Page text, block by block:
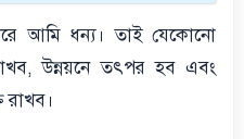
আমি ধন্য। তাই যেকোনো
উন্নয়নে তৎপর হব এবং
রাখব।